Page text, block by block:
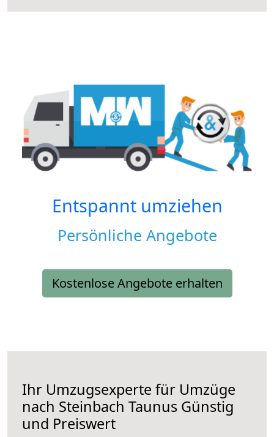
Entspannt umziehen
Persönliche Angebote
Kostenlose Angebote erhalten
Ihr Umzugsexperte für Umzüge
nach Steinbach Taunus Günstig
und Preiswert